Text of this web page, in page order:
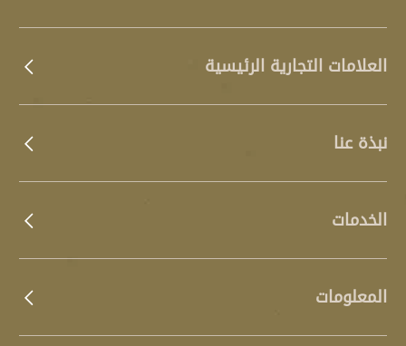
العلامات التجارية الرئيسية
نبذة عنا
الخدمات
المعلومات